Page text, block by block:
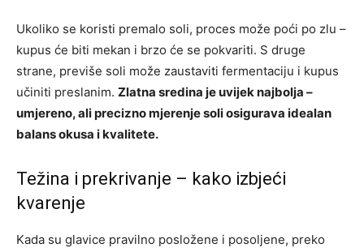
Ukoliko se koristi premalo soli, proces može poći po zlu –
kupus će biti mekan i brzo će se pokvariti. S druge
strane, previše soli može zaustaviti fermentaciju i kupus
učiniti preslanim. Zlatna sredina je uvijek najbolja –
umjereno, ali precizno mjerenje soli osigurava idealan
balans okusa i kvalitete.
Težina i prekrivanje – kako izbjeći
kvarenje
Kada su glavice pravilno posložene i posoljene, preko